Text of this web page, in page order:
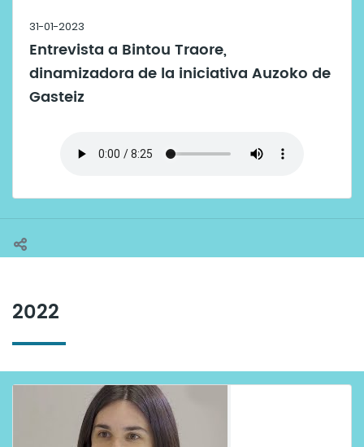
31-01-2023
Entrevista a Bintou Traore,
dinamizadora de la iniciativa Auzoko de
Gasteiz
2022